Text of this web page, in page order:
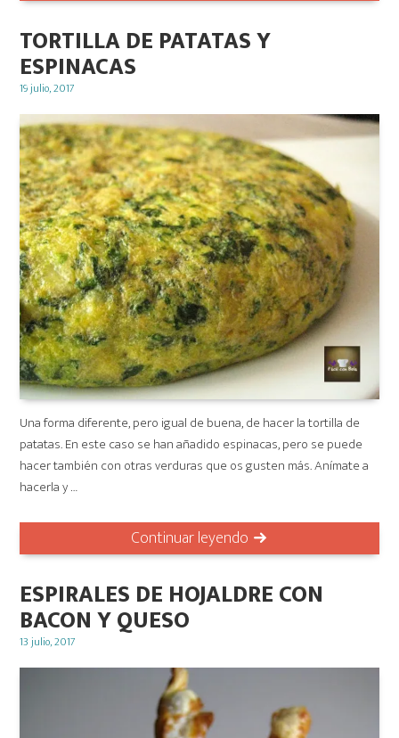
TORTILLA DE PATATAS Y
ESPINACAS
Posted
19 julio, 2017
Una forma diferente, pero igual de buena, de hacer la tortilla de
patatas. En este caso se han añadido espinacas, pero se puede
hacer también con otras verduras que os gusten más. Anímate a
hacerla y …
Continuar leyendo
ESPIRALES DE HOJALDRE CON
BACON Y QUESO
Posted
13 julio, 2017